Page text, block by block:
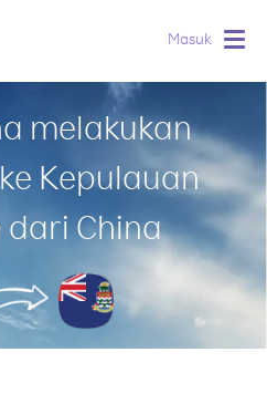
Masuk
melakukan
Kepulauan
dari China